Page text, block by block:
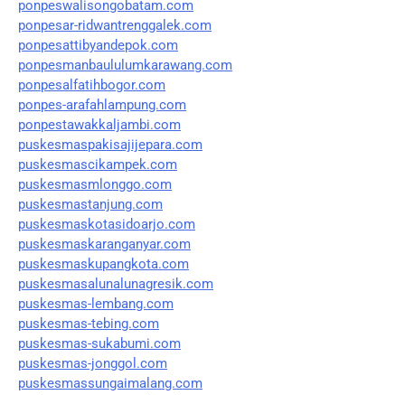
ponpeswalisongobatam.com
ponpesar-ridwantrenggalek.com
ponpesattibyandepok.com
ponpesmanbaululumkarawang.com
ponpesalfatihbogor.com
ponpes-arafahlampung.com
ponpestawakkaljambi.com
puskesmaspakisajijepara.com
puskesmascikampek.com
puskesmasmlonggo.com
puskesmastanjung.com
puskesmaskotasidoarjo.com
puskesmaskaranganyar.com
puskesmaskupangkota.com
puskesmasalunalunagresik.com
puskesmas-lembang.com
puskesmas-tebing.com
puskesmas-sukabumi.com
puskesmas-jonggol.com
puskesmassungaimalang.com